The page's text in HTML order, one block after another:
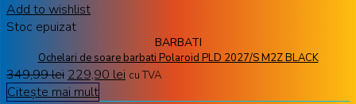
Add to wishlist
Stoc epuizat
BARBATI
Ochelari de soare barbati Polaroid PLD 2027/S M2Z BLACK
349,99lei 229,90 lei cu TVA
Citește mai mult